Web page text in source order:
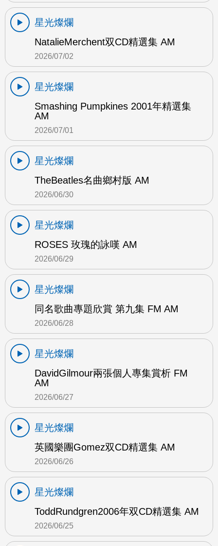
星光燦爛
NatalieMerchent双CD精選集 AM
2026/07/02
星光燦爛
Smashing Pumpkines 2001年精選集
AM
2026/07/01
星光燦爛
TheBeatles名曲鄉村版 AM
2026/06/30
星光燦爛
ROSES 玫瑰的詠嘆 AM
2026/06/29
星光燦爛
同名歌曲專題欣賞 第九集 FM AM
2026/06/28
星光燦爛
DavidGilmour兩張個人專集賞析 FM
AM
2026/06/27
星光燦爛
英國樂團Gomez双CD精選集 AM
2026/06/26
星光燦爛
ToddRundgren2006年双CD精選集 AM
2026/06/25